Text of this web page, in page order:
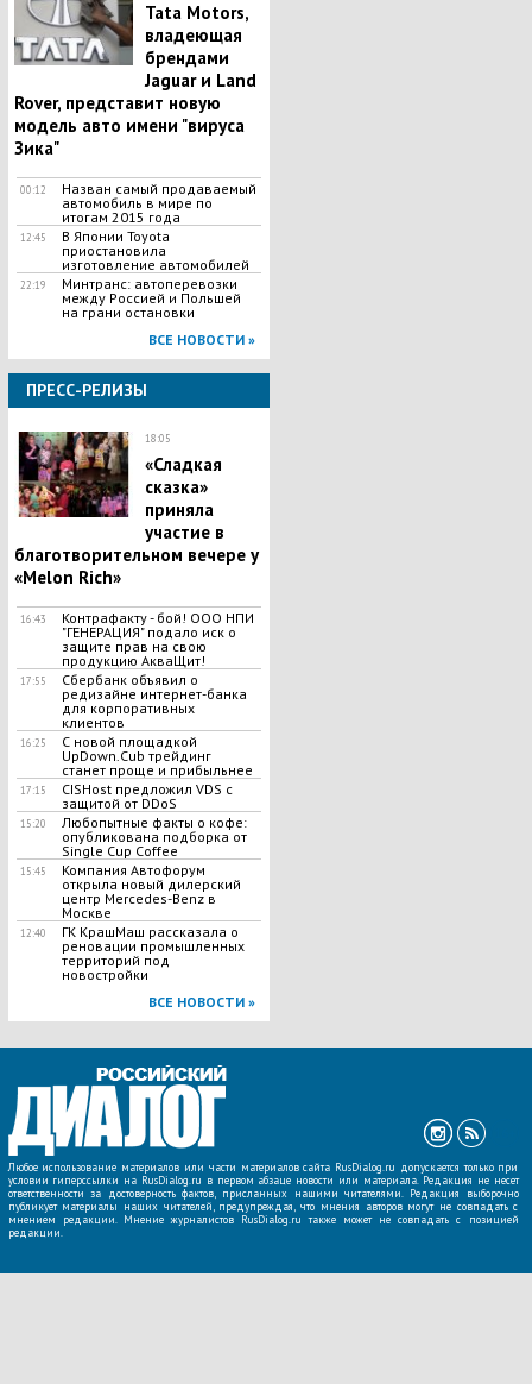
Tata Motors,
владеющая
брендами
Jaguar и Land
Rover, представит новую
модель авто имени "вируса
Зика"
00:12
Назван самый продаваемый
автомобиль в мире по
итогам 2015 года
12:45
В Японии Toyota
приостановила
изготовление автомобилей
22:19
Минтранс: автоперевозки
между Россией и Польшей
на грани остановки
ВСЕ НОВОСТИ »
ПРЕСС-РЕЛИЗЫ
18:05
«Сладкая
сказка»
приняла
участие в
благотворительном вечере у
«Melon Rich»
16:43
Контрафакту - бой! ООО НПИ
"ГЕНЕРАЦИЯ" подало иск о
защите прав на свою
продукцию АкваЩит!
17:55
Сбербанк объявил о
редизайне интернет-банка
для корпоративных
клиентов
16:25
С новой площадкой
UpDown.Cub трейдинг
станет проще и прибыльнее
17:15
CISHost предложил VDS c
защитой от DDoS
15:20
Любопытные факты о кофе:
опубликована подборка от
Single Cup Coffee
15:45
Компания Автофорум
открыла новый дилерский
центр Mercedes-Benz в
Москве
12:40
ГК КрашМаш рассказала о
реновации промышленных
территорий под
новостройки
ВСЕ НОВОСТИ »
Любое использование материалов или части материалов сайта RusDialog.ru допускается только при
условии гиперссылки на RusDialog.ru в первом абзаце новости или материала. Редакция не несет
ответственности за достоверность фактов, присланных нашими читателями. Редакция выборочно
публикует материалы наших читателей, предупреждая, что мнения авторов могут не совпадать с
мнением редакции. Мнение журналистов RusDialog.ru также может не совпадать с позицией
редакции.